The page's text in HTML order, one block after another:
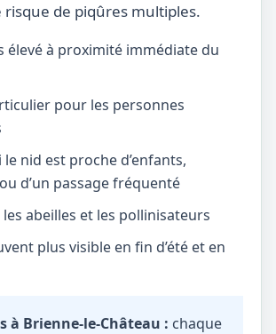
de piqûres multiples.
élevé à proximité immédiate du
pour les personnes
le nid est proche d’enfants,
d’un passage fréquenté
abeilles et les pollinisateurs
plus visible en fin d’été et en
à Brienne-le-Château : chaque